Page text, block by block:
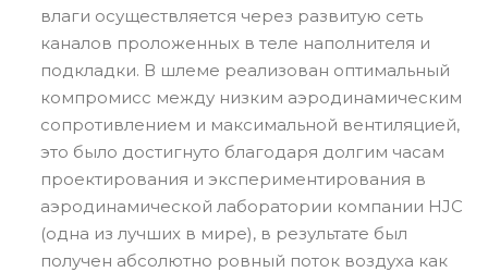
влаги осуществляется через развитую сеть
каналов проложенных в теле наполнителя и
подкладки. В шлеме реализован оптимальный
компромисс между низким аэродинамическим
сопротивлением и максимальной вентиляцией,
это было достигнуто благодаря долгим часам
проектирования и экспериментирования в
аэродинамической лаборатории компании HJC
(одна из лучших в мире), в результате был
получен абсолютно ровный поток воздуха как